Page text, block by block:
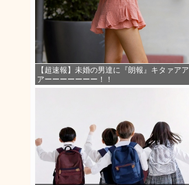
【超速報】未婚の男達に『朗報』キタァア
アーーーーーーー！！